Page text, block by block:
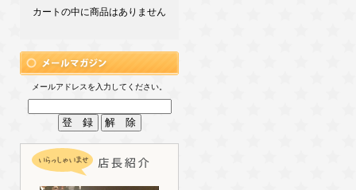
カートの中に商品はありません
メールアドレスを入力してください。